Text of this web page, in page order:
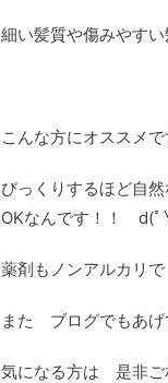
細い髪質や傷みやす
こんな方にオススメで
びっくりするほど自
OKなんです！！ d(ﾟ
薬剤もノンアルカリ
また ブログでもあげ
気になる方は 是非ご